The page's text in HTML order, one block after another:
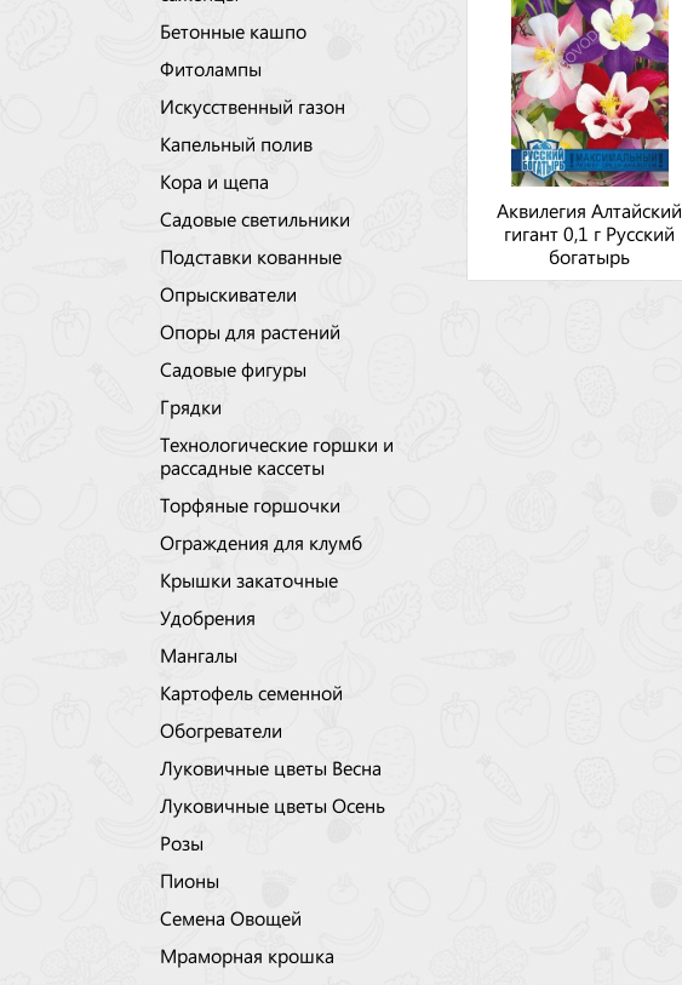
Бетонные кашпо
Фитолампы
Искусственный газон
Капельный полив
Кора и щепа
Садовые светильники
Подставки кованные
Опрыскиватели
Опоры для растений
Садовые фигуры
Грядки
Технологические горшки и
рассадные кассеты
Торфяные горшочки
Ограждения для клумб
Крышки закаточные
Удобрения
Мангалы
Картофель семенной
Обогреватели
Луковичные цветы Весна
Луковичные цветы Осень
Розы
Пионы
Семена Овощей
Мраморная крошка
Аквилегия Алтайский
гигант 0,1 г Русский
богатырь